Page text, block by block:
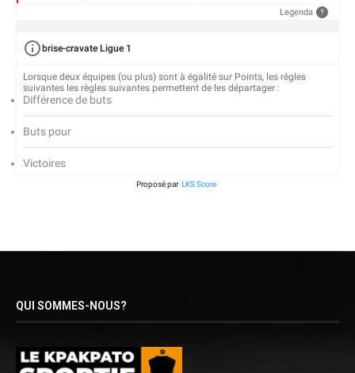
Legenda ?
brise-cravate Ligue 1
Lorsque deux équipes (ou plus) sont à égalité sur Points, les règles
suivantes les règles suivantes permettent de les départager :
Différence de buts
Buts pour
Victoires
Proposé par LKS Score
QUI SOMMES-NOUS?